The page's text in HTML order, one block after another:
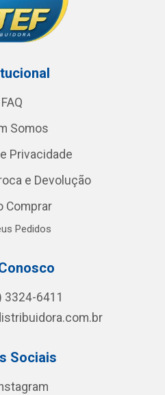
FAQ
Somos
Privacidade
e Devolução
Comprar
Pedidos
3324-6411
Sociais